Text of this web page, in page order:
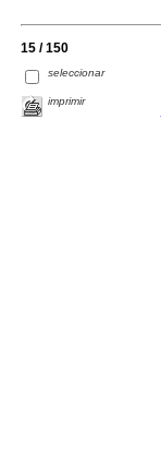
15 / 150
seleccionar
imprimir